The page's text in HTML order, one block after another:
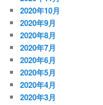
2020年10月
2020年9月
2020年8月
2020年7月
2020年6月
2020年5月
2020年4月
2020年3月